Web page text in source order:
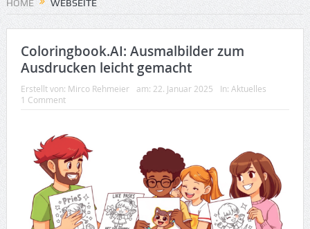
HOME WEBSEITE
Coloringbook.AI: Ausmalbilder zum
Ausdrucken leicht gemacht
Erstellt von: Mirco Rehmeier am: 22. Januar 2025 In: Aktuelles
1 Comment